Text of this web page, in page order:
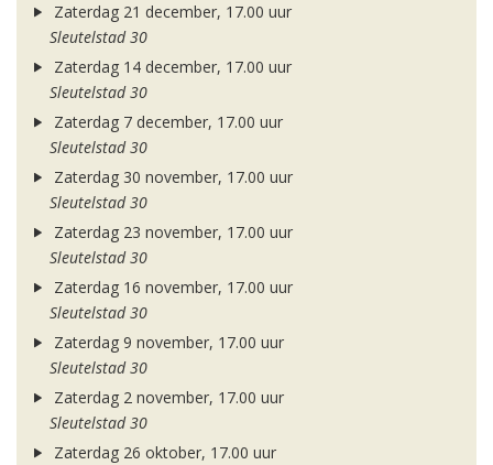
Zaterdag 21 december, 17.00 uur
Sleutelstad 30
Zaterdag 14 december, 17.00 uur
Sleutelstad 30
Zaterdag 7 december, 17.00 uur
Sleutelstad 30
Zaterdag 30 november, 17.00 uur
Sleutelstad 30
Zaterdag 23 november, 17.00 uur
Sleutelstad 30
Zaterdag 16 november, 17.00 uur
Sleutelstad 30
Zaterdag 9 november, 17.00 uur
Sleutelstad 30
Zaterdag 2 november, 17.00 uur
Sleutelstad 30
Zaterdag 26 oktober, 17.00 uur